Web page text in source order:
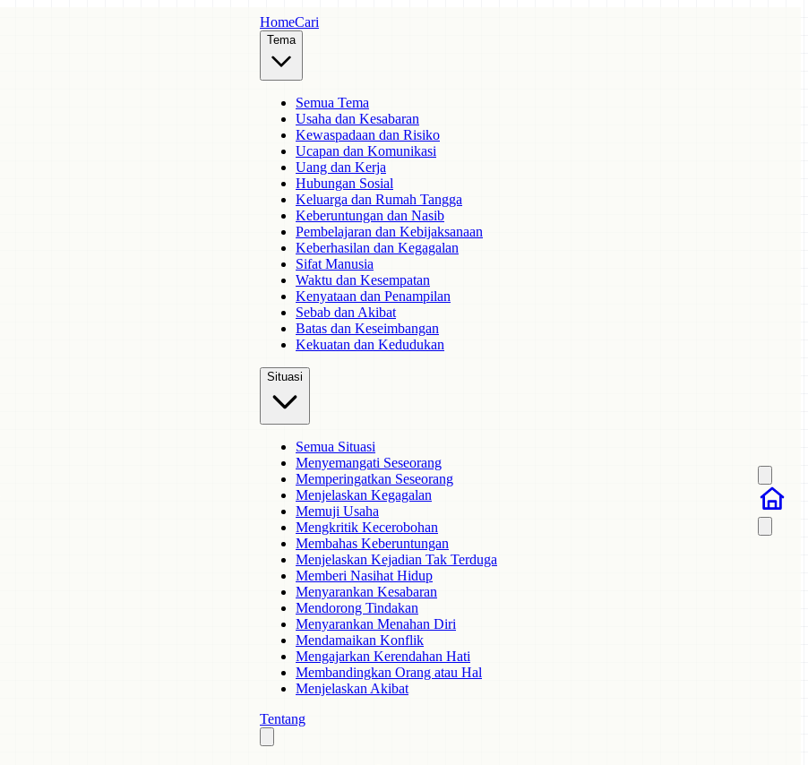
HomeCari
Tema
Semua Tema
Usaha dan Kesabaran
Kewaspadaan dan Risiko
Ucapan dan Komunikasi
Uang dan Kerja
Hubungan Sosial
Keluarga dan Rumah Tangga
Keberuntungan dan Nasib
Pembelajaran dan Kebijaksanaan
Keberhasilan dan Kegagalan
Sifat Manusia
Waktu dan Kesempatan
Kenyataan dan Penampilan
Sebab dan Akibat
Batas dan Keseimbangan
Kekuatan dan Kedudukan
Situasi
Semua Situasi
Menyemangati Seseorang
Memperingatkan Seseorang
Menjelaskan Kegagalan
Memuji Usaha
Mengkritik Kecerobohan
Membahas Keberuntungan
Menjelaskan Kejadian Tak Terduga
Memberi Nasihat Hidup
Menyarankan Kesabaran
Mendorong Tindakan
Menyarankan Menahan Diri
Mendamaikan Konflik
Mengajarkan Kerendahan Hati
Membandingkan Orang atau Hal
Menjelaskan Akibat
Tentang